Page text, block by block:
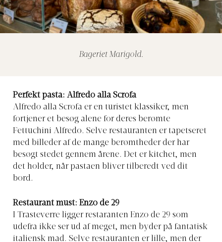
Bageriet Marigold.
Perfekt pasta: Alfredo alla Scrofa
Alfredo alla Scrofa er en turistet klassiker, men
fortjener et besøg alene for deres berømte
Fettuchini Alfredo. Selve restauranten er tapetseret
med billeder af de mange berømtheder der har
besøgt stedet gennem årene. Det er kitchet, men
det holder, når pastaen bliver tilberedt ved dit
bord.
Restaurant must: Enzo de 29
I Trasteverre ligger restaranten Enzo de 29 som
udefra ikke ser ud af meget, men byder på fantatisk
italiensk mad. Selve restauranten er lille, men der